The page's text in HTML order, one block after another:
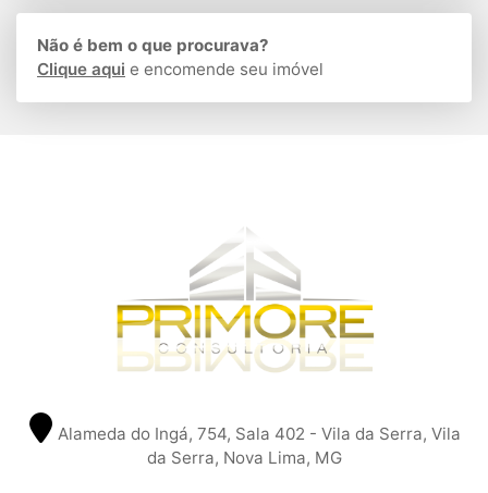
Não é bem o que procurava?
Clique aqui e encomende seu imóvel
Alameda do Ingá, 754, Sala 402 - Vila da Serra, Vila
da Serra, Nova Lima, MG